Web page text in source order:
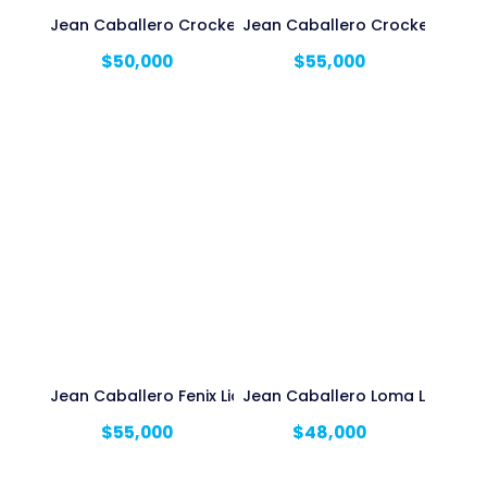
Jean Caballero Crocker Licrado
$50,000
Jean Caballero Crocker Rigido
$55,000
Jean Caballero Fenix Licrado
$55,000
Jean Caballero Loma Licrado
$48,000